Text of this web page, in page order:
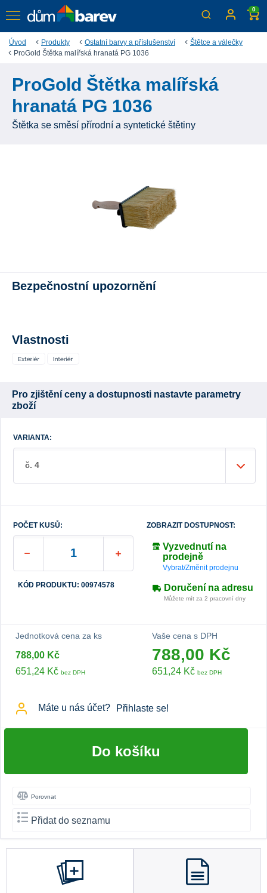
0
Úvod Produkty Ostatní barvy a příslušenství
Štětce a válečky
ProGold Štětka malířská hranatá PG 1036
ProGold Štětka malířská
hranatá PG 1036
Štětka se směsí přírodní a syntetické štětiny
Bezpečnostní upozornění
Vlastnosti
Pro zjištění ceny a dostupnosti nastavte parametry
zboží
VARIANTA:
č. 4
POČET KUSŮ:
KÓD PRODUKTU: 00974578
ZOBRAZIT DOSTUPNOST:
Vyzvednutí na
prodejně
Vybrat/Změnit prodejnu
Doručení na adresu
Můžete mít za 2 pracovní dny
Jednotková cena za ks
788,00 Kč
651,24 Kč bez DPH
Vaše cena s DPH
788,00 Kč
651,24 Kč bez DPH
Máte u nás účet? Přihlaste se!
Do košíku
Porovnat
Přidat do seznamu